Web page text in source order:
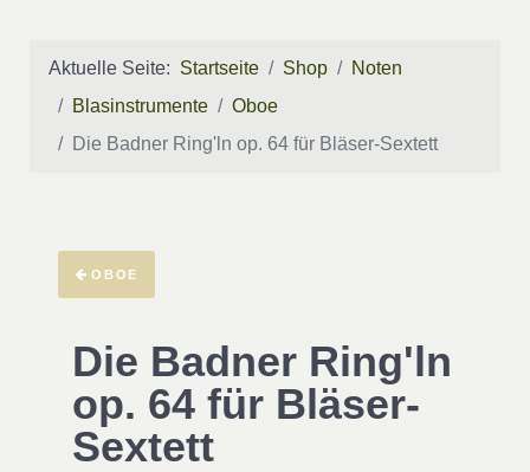
Aktuelle Seite: Startseite Shop
Noten
Blasinstrumente
Oboe
Die Badner Ring'ln op. 64 für Bläser-Sextett
OBOE
Die Badner Ring'ln
op. 64 für Bläser-
Sextett